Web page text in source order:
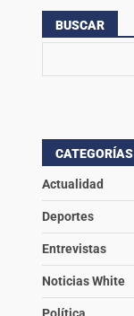
BUSCAR
CATEGORÍAS
Actualidad
Deportes
Entrevistas
Noticias White